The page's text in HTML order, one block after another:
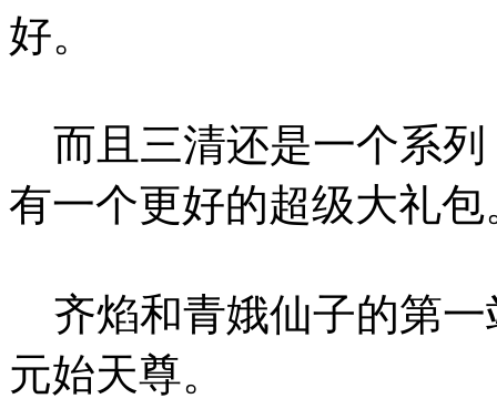
好。
而且三清还是一个系列
有一个更好的超级大礼包
齐焰和青娥仙子的第一
元始天尊。